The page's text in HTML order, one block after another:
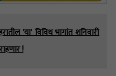
'या' विविध भागांत शनिवारी
!